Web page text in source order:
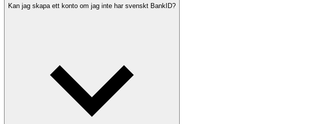
Kan jag skapa ett konto om jag inte har svenskt BankID?